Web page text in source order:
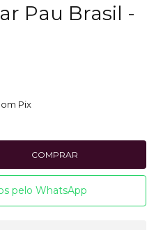
Pau Brasil -
Pix
pelo WhatsApp